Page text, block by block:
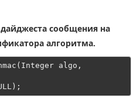
сообщения на
алгоритма.
algo,